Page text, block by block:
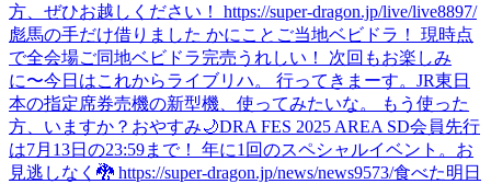
方、ぜひお越しください！ https://super-dragon.jp/live/live8897/
彪馬の手だけ借りました かにことご当地ベビドラ！ 現時点
で全会場ご同地ベビドラ完売うれしい！ 次回もお楽しみ
に〜今日はこれからライブリハ。 行ってきまーす。 JR東日
本の指定席券売機の新型機、使ってみたいな。 もう使った
方、いますか？ おやすみ🌙DRA FES 2025 AREA SD会員先行
は7月13日の23:59まで！ 年に1回のスペシャルイベント。お
見逃しなく🐉 https://super-dragon.jp/news/news9573/食べた明日